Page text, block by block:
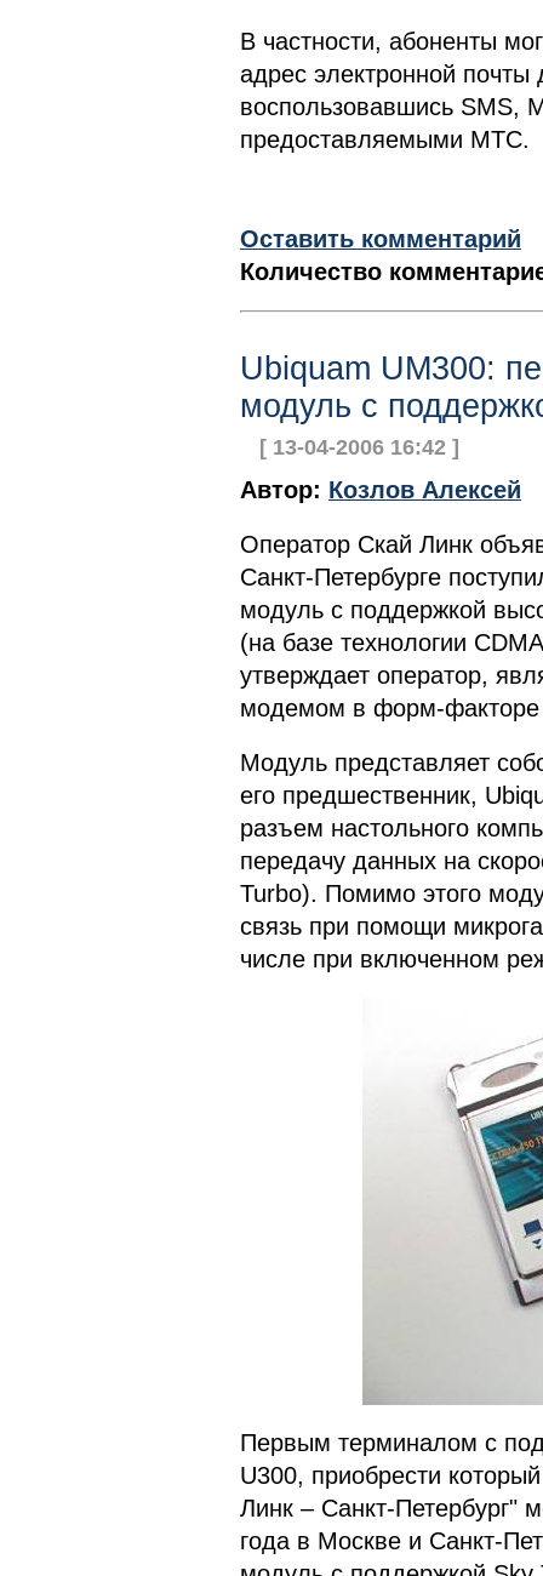
В частности, абоненты
адрес электронной почты
воспользовавшись SMS,
предоставляемыми МТС.
Оставить комментарий
Количество
Ubiquam UM300:
модуль с
[ 13-04-2006 16:42 ]
Автор: Козлов Алексей
Оператор Скай Линк
Санкт-Петербурге
модуль с поддержкой
(на базе технологии
утверждает оператор,
модемом в форм-факторе
Модуль представляет
его предшественник,
разъем настольного
передачу данных на
Turbo). Помимо этого
связь при помощи
числе при включенном
Первым терминалом с
U300, приобрести
Линк – Санкт-Петербург"
года в Москве и Санкт-